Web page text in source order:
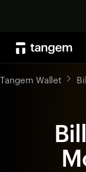
Tangem Wallet